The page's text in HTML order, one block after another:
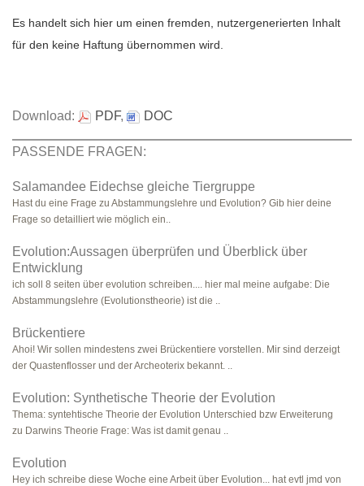
Es handelt sich hier um einen fremden, nutzergenerierten Inhalt
für den keine Haftung übernommen wird.
Download: PDF, DOC
PASSENDE FRAGEN:
Salamandee Eidechse gleiche Tiergruppe
Hast du eine Frage zu Abstammungslehre und Evolution? Gib hier deine
Frage so detailliert wie möglich ein..
Evolution:Aussagen überprüfen und Überblick über
Entwicklung
ich soll 8 seiten über evolution schreiben.... hier mal meine aufgabe: Die
Abstammungslehre (Evolutionstheorie) ist die ..
Brückentiere
Ahoi! Wir sollen mindestens zwei Brückentiere vorstellen. Mir sind derzeigt
der Quastenflosser und der Archeoterix bekannt. ..
Evolution: Synthetische Theorie der Evolution
Thema: syntehtische Theorie der Evolution Unterschied bzw Erweiterung
zu Darwins Theorie Frage: Was ist damit genau ..
Evolution
Hey ich schreibe diese Woche eine Arbeit über Evolution... hat evtl jmd von